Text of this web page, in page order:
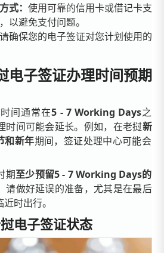
式： 使用可靠的信用卡或借记卡支
以避免支付问题。
请确保您的电子签证对您计划使用的
电子签证办理时间预期
间通常在5 - 7 Working Days之
时间可能会延长。例如，在老挝新
和新年期间，签证处理中心可能会
期至少预留5 - 7 Working Days的
请做好延误的准备，尤其是在最后
时出行。
电子签证状态